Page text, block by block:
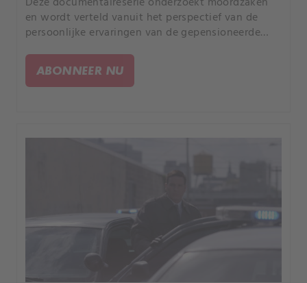
en wordt verteld vanuit het perspectief van de
persoonlijke ervaringen van de gepensioneerde
ABONNEER NU